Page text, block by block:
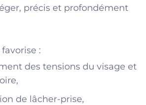
précis et profondément
:
des tensions du visage et
de lâcher-prise,